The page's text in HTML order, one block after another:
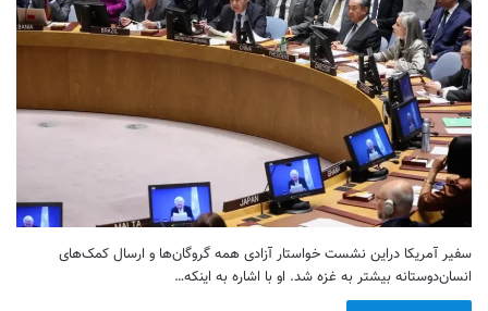
سفیر آمریکا دراین نشست خواستار آزادی همه گروگان‌ها و ارسال کمک‌های
انسان‌دوستانه بیشتر به غزه شد. او با اشاره به اینکه…